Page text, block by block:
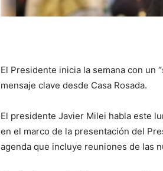
El Presidente inicia la semana con un
mensaje clave desde Casa Rosada.
El presidente Javier Milei habla este
en el marco de la presentación del
agenda que incluye reuniones de las